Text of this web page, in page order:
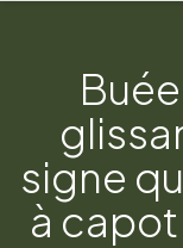
signe
à